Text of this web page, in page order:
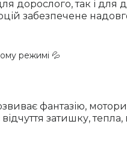
дорослого, так і для
забезпечене
режимі 💦
фантазію,
затишку, тепла,